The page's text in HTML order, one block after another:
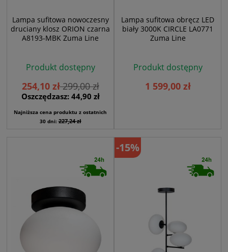
Lampa sufitowa nowoczesny
druciany klosz ORION czarna
A8193-MBK Zuma Line
Produkt dostępny
254,10 zł299,00 zł
Oszczędzasz: 44,90 zł
Najniższa cena produktu z ostatnich
30 dni:227,24 zł
Lampa sufitowa obręcz LED
biały 3000K CIRCLE LA0771
Zuma Line
Produkt dostępny
1 599,00 zł
-15%